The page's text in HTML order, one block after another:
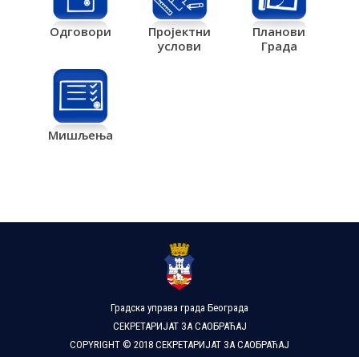
Одговори
Пројектни
услови
Планови
Града
Мишљења
Градска управа града Београда
СЕКРЕТАРИЈАТ ЗА САОБРАЋАЈ
COPYRIGHT © 2018 СЕКРЕТАРИЈАТ ЗА САОБРАЋАЈ